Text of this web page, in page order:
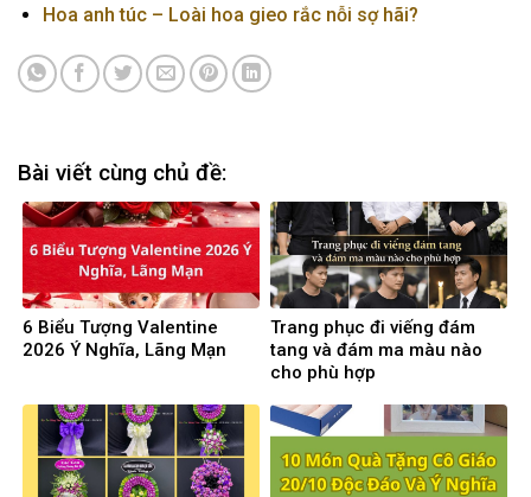
Hoa anh túc – Loài hoa gieo rắc nỗi sợ hãi?
Bài viết cùng chủ đề:
6 Biểu Tượng Valentine
2026 Ý Nghĩa, Lãng Mạn
Trang phục đi viếng đám
tang và đám ma màu nào
cho phù hợp